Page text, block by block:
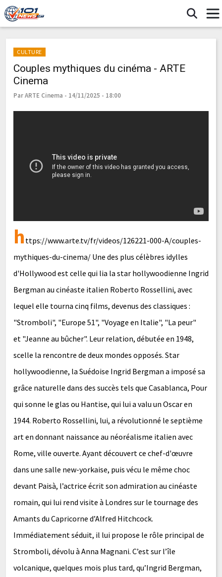
CULTURE
Couples mythiques du cinéma - ARTE
Cinema
Par ARTE Cinema - 14/11/2025 - 18:00
https://www.arte.tv/fr/videos/126221-000-A/couples-
mythiques-du-cinema/ Une des plus célèbres idylles
d'Hollywood est celle qui lia la star hollywoodienne Ingrid
Bergman au cinéaste italien Roberto Rossellini, avec
lequel elle tourna cinq films, devenus des classiques :
"Stromboli", "Europe 51", "Voyage en Italie", "La peur"
et "Jeanne au bûcher". Leur relation, débutée en 1948,
scelle la rencontre de deux mondes opposés. Star
hollywoodienne, la Suédoise Ingrid Bergman a imposé sa
grâce naturelle dans des succès tels que Casablanca, Pour
qui sonne le glas ou Hantise, qui lui a valu un Oscar en
1944. Roberto Rossellini, lui, a révolutionné le septième
art en donnant naissance au néoréalisme italien avec
Rome, ville ouverte. Ayant découvert ce chef-d'œuvre
dans une salle new-yorkaise, puis vécu le même choc
devant Paisà, l’actrice écrit son admiration au cinéaste
romain, qui lui rend visite à Londres sur le tournage des
Amants du Capricorne d’Alfred Hitchcock.
Immédiatement séduit, il lui propose le rôle principal de
Stromboli, dévolu à Anna Magnani. C’est sur l’île
volcanique, quelques mois plus tard, qu’Ingrid Bergman,